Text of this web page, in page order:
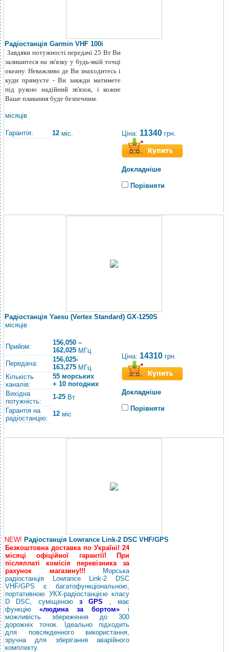
Радіостанція Garmin VHF 100i
Завдяки потужності передачі 25 Вт Ви
залишитеся на зв'язку у будь-якій точці
океану. Неважливо де Ви знаходитесь і
куди прямуєте - Ви завжди матимете
під рукою надійний зв'язок, і кожне
Ваше плавання буде безпечним.
місяців
Гарантія: 12 міс. Ціна: 11340 грн.
Докладніше
Порівняти
Радіостанція Yaesu (Vertex Standard) GX-1250S
місяців
Прийом:
156,050 –
162,025 МГц
Передача:
156,025-
163,275 МГц
Кількість
каналів:
55 морських
+ 10 погодних
Вихідна
потужність:
1-25 Вт
Гарантія на
радіостанцію:
12 міс
Ціна: 14310 грн.
Докладніше
Порівняти
NEW! Радіостанція Lowrance Link-2 DSC VHF/GPS
Безкоштовна доставка по Україні! 24
місяці офіційної гарантії! При
післяплаті комісія перевізника за
рахунок магазину!!! Морська
радіостанція Lowrance Link-2 DSC
VHF/GPS є багатофункціональною,
портативною УКХ-радіостанцією класу
D DSC, суміщеноюз GPS , має
функцію «людина за бортом» і
можливість збереження до 300
дорожніх точок. Ідеально підходить
для повсякденного використання,
зручна для зберігання аварійного
комплекту.